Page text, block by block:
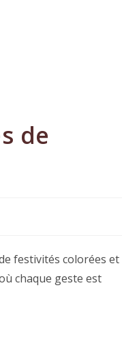
de
festivités colorées et
chaque geste est